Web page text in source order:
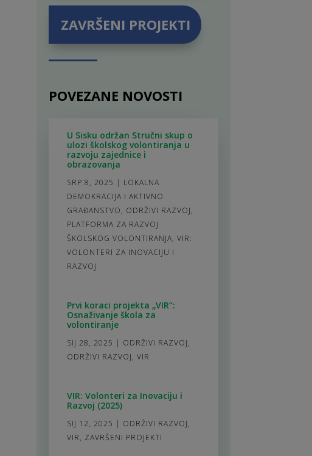
ZAVRŠENI PROJEKTI
POVEZANE NOVOSTI
U Sisku održan Stručni skup o
ulozi školskog volontiranja u
razvoju zajednice i
obrazovanja
SRP 8, 2025 | LOKALNA
DEMOKRACIJA I AKTIVNO
GRAĐANSTVO, ODRŽIVI RAZVOJ,
PLATFORMA ZA RAZVOJ
ŠKOLSKOG VOLONTIRANJA, VIR:
VOLONTERI ZA INOVACIJU I
RAZVOJ
Prvi koraci projekta „VIR“:
Osnaživanje škola za
volontiranje
SIJ 28, 2025 | ODRŽIVI RAZVOJ,
ODRŽIVI RAZVOJ, VIR
VIR: Volonteri za Inovaciju i
Razvoj (2025)
SIJ 12, 2025 | ODRŽIVI RAZVOJ,
VIR, ZAVRŠENI PROJEKTI